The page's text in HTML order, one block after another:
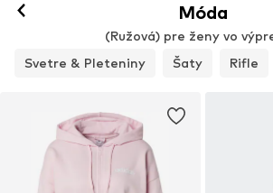
Móda
(Ružová) pre ženy vo
Svetre & Pleteniny
Šaty Rifle